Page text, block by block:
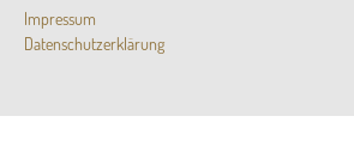
Impressum
Datenschutzerklärung